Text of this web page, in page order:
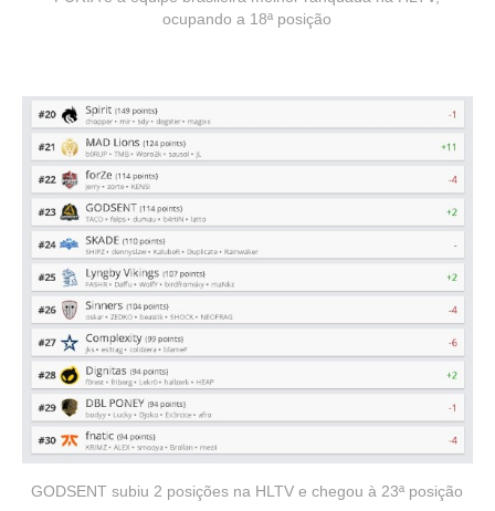
ocupando a 18ª posição
GODSENT subiu 2 posições na HLTV e chegou à 23ª posição